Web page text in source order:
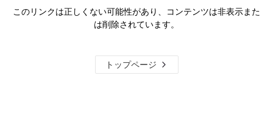
このリンクは正しくない可能性があり、コンテンツは非表示また
は削除されています。
トップページ